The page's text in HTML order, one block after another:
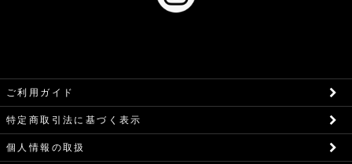
ご利用ガイド
特定商取引法に基づく表示
個人情報の取扱